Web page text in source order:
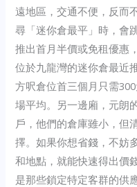
遠地區，交通不便，反而
尋「迷你倉最平」時，會
推出首月半價或免租優惠
位於九龍灣的迷你倉最近
方呎倉位首三個月只需
場平均。另一邊廂，元朗
戶，他們的倉庫雖小，但
擇。如果你想省錢，不妨
和地點，就能快速得出價
是那些鎖定特定客群的供